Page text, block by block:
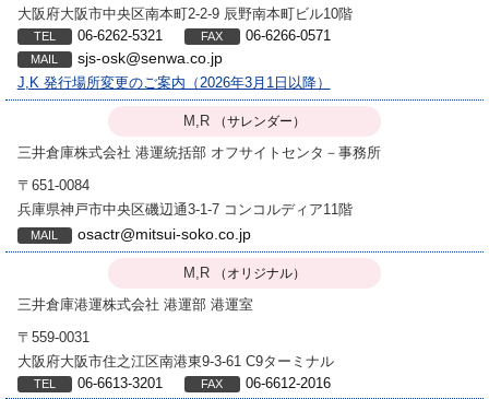
大阪府大阪市中央区南本町2-2-9 辰野南本町ビル10階
06-6262-5321
06-6266-0571
sjs-osk@senwa.co.jp
J,K 発行場所変更のご案内（2026年3月1日以降）
M,R （サレンダー）
三井倉庫株式会社 港運統括部 オフサイトセンタ－事務所
〒651-0084
兵庫県神戸市中央区磯辺通3-1-7 コンコルディア11階
osactr@mitsui-soko.co.jp
M,R （オリジナル）
三井倉庫港運株式会社 港運部 港運室
〒559-0031
大阪府大阪市住之江区南港東9-3-61 C9ターミナル
06-6613-3201
06-6612-2016